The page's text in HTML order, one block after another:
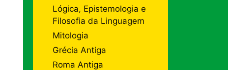
Lógica, Epistemologia e
Filosofia da Linguagem
Mitologia
Grécia Antiga
Roma Antiga